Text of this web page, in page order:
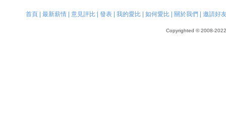
首頁| 最新薪情| 意見評比| 發表| 我的愛比| 如何愛比| 關於我們 邀請好
Copyrighted © 2008-